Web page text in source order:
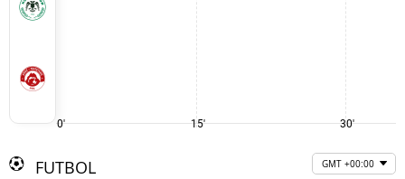
0' 15' 30'
FUTBOL GMT +00:00